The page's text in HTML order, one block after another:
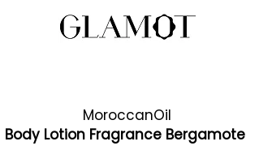
MoroccanOil
Body Lotion Fragrance Bergamote